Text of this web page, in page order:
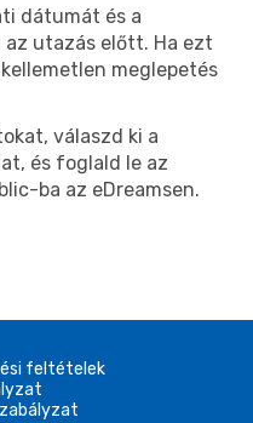
dátumát és a
utazás előtt. Ha ezt
meglepetés
válaszd ki a
és foglald le az
ba az eDreamsen.
feltételek